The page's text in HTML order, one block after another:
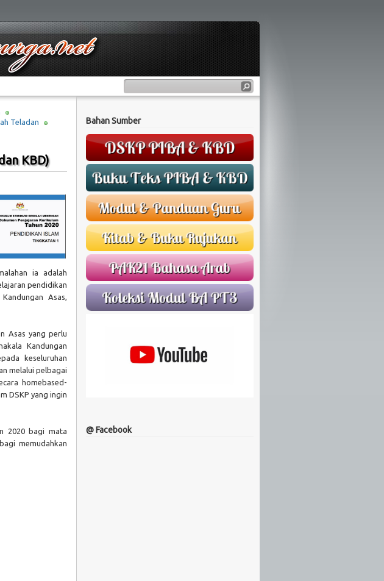
Teladan
KBD)
ia adalah
pendidikan
Asas,
Asas yang perlu
Kandungan
keseluruhan
melalui pelbagai
homebased-
DSKP yang ingin
2020 bagi mata
memudahkan
Bahan Sumber
@ Facebook